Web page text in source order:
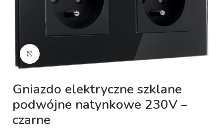
Gniazdo elektryczne szklane
podwójne natynkowe 230V –
czarne